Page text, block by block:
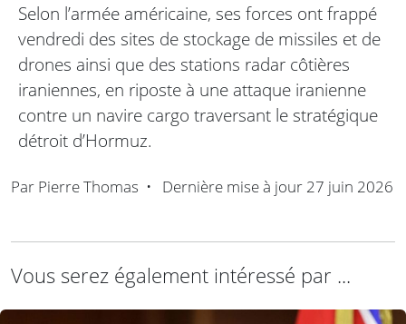
Selon l’armée américaine, ses forces ont frappé
vendredi des sites de stockage de missiles et de
drones ainsi que des stations radar côtières
iraniennes, en riposte à une attaque iranienne
contre un navire cargo traversant le stratégique
détroit d’Hormuz.
Par Pierre Thomas • Dernière mise à jour 27 juin 2026
Vous serez également intéressé par ...